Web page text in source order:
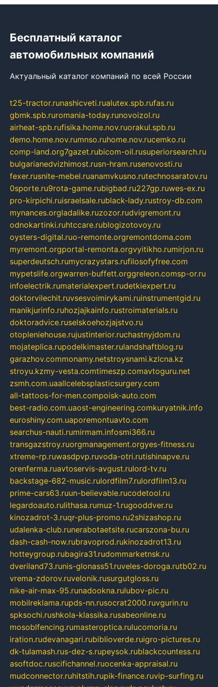
Бесплатный каталог
автомобильных компаний
Актуальный каталог компаний по всей России
t25-tractor.runashicveti.rualutex.spb.rufas.ru
gbmk.spb.ruromania-today.runovoizol.ru
airheat-spb.rufisika.home.nov.ruorakul.spb.ru
demo.home.nov.rumnso.ruhome.nov.rucemko.ru
comp-land.org7gazet.rubicom-oil.rusuperiorsearch.ru
bulgarianedvizhimost.rusn-hram.rusenovosti.ru
fexer.rusnite-mebel.ruanamvkusno.rutechnosaratov.ru
0sporte.ru9rota-game.rubigbad.ru227gp.ruwes-ex.ru
pro-kirpichi.ruisraelsale.rublack-lady.rustroy-db.com
mynances.orgladalike.ruzozor.rudvigremont.ru
odnokartinki.ruhtccare.rublogizotovoy.ru
oysters-digital.ruo-remonte.orgremontdoma.com
myremont.orgportal-remonta.orgvyitikho.rumirjon.ru
superdeutsch.rumycrazystars.rufilosofyfree.com
mypetslife.orgwarren-buffett.orggreleon.comsp-or.ru
infoelectrik.rumaterialexpert.rudetkiexpert.ru
doktorvilechit.ruvsesvoimirykami.ruinstrumentgid.ru
manikjurinfo.ruhozjajkainfo.rustroimaterials.ru
doktoradvice.ruselskoehozjajstvo.ru
otopleniehouse.rujustinterior.ruchastnyjdom.ru
mojateplica.rupodelkimaster.rulandshaftblog.ru
garazhov.commonamy.netstroysnami.kzlcna.kz
stroyu.kzmy-vesta.comtimeszp.comavtoguru.net
zsmh.com.uaallcelebsplasticsurgery.com
all-tattoos-for-men.compoisk-auto.com
best-radio.com.uaost-engineering.comkuryatnik.info
euroshiny.com.uaporemontuavto.com
searchus-nauti.rumirmam.infosmi366.ru
transgazstroy.ruorgmanagement.orgyes-fitness.ru
xtreme-rp.ruwasdpvp.ruvoda-otri.rutishinapve.ru
orenferma.ruavtoservis-avgust.rulord-tv.ru
backstage-682-music.rulordfilm7.rulordfilm13.ru
prime-cars63.ruun-believable.rucodetool.ru
legardoauto.rulithasa.rumuz-1.rugooddver.ru
kinozadrot-3.ruqr-plus-promo.ru2shizashop.ru
udalenka-club.runerabotaetsite.rucarszona-bu.ru
dash-cash-now.rubravoprod.rukinozadrot13.ru
hotteygroup.rubagira31.rudommarketnsk.ru
dveriland73.runis-glonass51.ruveles-doroga.rutb02.ru
vrema-zdorov.ruvelonik.rusurgutgloss.ru
nike-air-max-95.runadookna.rulubov-pic.ru
mobilreklama.rupds-nn.rusocrat2000.ruvgurin.ru
spksochi.rushkola-klassika.rusabeonline.ru
mosoblfencing.rumasteroptica.rulucomoria.ru
iration.rudevanagari.rubiblioverde.ruigro-pictures.ru
dk-tulamash.rus-dez-s.rupeysok.rublackcountess.ru
asoftdoc.ruscifichannel.ruocenka-appraisal.ru
mudconnector.ruhitstih.rupik-finance.ruvip-surfing.ru